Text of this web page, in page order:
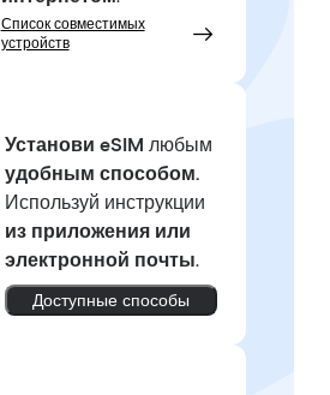
Список совместимых
устройств
Установи eSIM любым
удобным способом.
Используй инструкции
из приложения или
электронной почты.
Доступные способы